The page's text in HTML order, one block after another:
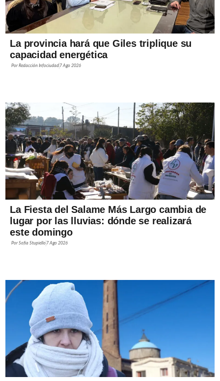
La provincia hará que Giles triplique su
capacidad energética
PorRedacción Infociudad 7 Ago 2026
La Fiesta del Salame Más Largo cambia de
lugar por las lluvias: dónde se realizará
este domingo
PorSofía Stupiello 7 Ago 2026